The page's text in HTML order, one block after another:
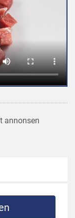
annonsen